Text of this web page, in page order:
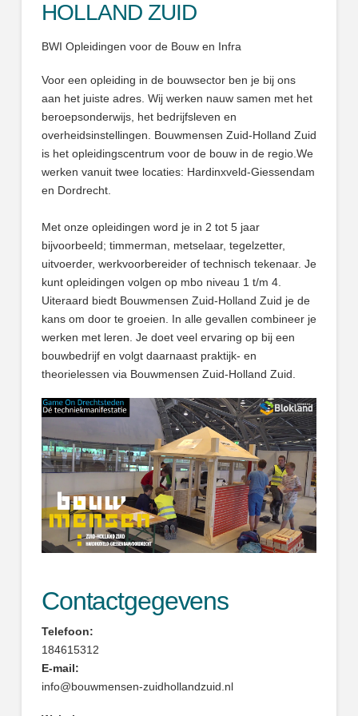
HOLLAND ZUID
BWI Opleidingen voor de Bouw en Infra
Voor een opleiding in de bouwsector ben je bij ons
aan het juiste adres. Wij werken nauw samen met het
beroepsonderwijs, het bedrijfsleven en
overheidsinstellingen. Bouwmensen Zuid-Holland Zuid
is het opleidingscentrum voor de bouw in de regio.We
werken vanuit twee locaties: Hardinxveld-Giessendam
en Dordrecht.
Met onze opleidingen word je in 2 tot 5 jaar
bijvoorbeeld; timmerman, metselaar, tegelzetter,
uitvoerder, werkvoorbereider of technisch tekenaar. Je
kunt opleidingen volgen op mbo niveau 1 t/m 4.
Uiteraard biedt Bouwmensen Zuid-Holland Zuid je de
kans om door te groeien. In alle gevallen combineer je
werken met leren. Je doet veel ervaring op bij een
bouwbedrijf en volgt daarnaast praktijk- en
theorielessen via Bouwmensen Zuid-Holland Zuid.
Contactgegevens
Telefoon:
184615312
E-mail:
info@bouwmensen-zuidhollandzuid.nl